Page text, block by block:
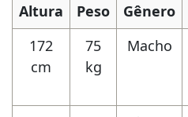
Altura Peso Gênero
172
cm
75
kg
Macho